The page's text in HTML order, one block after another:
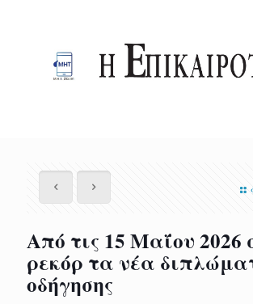
Από τις 15 Μαΐου 2026
ρεκόρ τα νέα
οδήγησης